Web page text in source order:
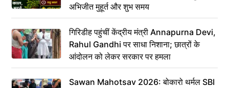
अभिजीत मुहूर्त और शुभ समय
गिरिडीह पहुंचीं केंद्रीय मंत्री Annapurna Devi,
Rahul Gandhi पर साधा निशाना; छात्रों के
आंदोलन को लेकर सरकार पर हमला
Sawan Mahotsav 2026: बोकारो थर्मल SBI